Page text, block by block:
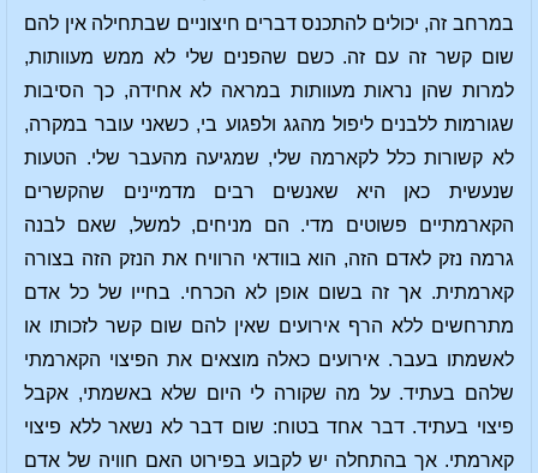
במרחב זה, יכולים להתכנס דברים חיצוניים שבתחילה אין להם
שום קשר זה עם זה. כשם שהפנים שלי לא ממש מעוותות,
למרות שהן נראות מעוותות במראה לא אחידה, כך הסיבות
שגורמות ללבנים ליפול מהגג ולפגוע בי, כשאני עובר במקרה,
לא קשורות כלל לקארמה שלי, שמגיעה מהעבר שלי. הטעות
שנעשית כאן היא שאנשים רבים מדמיינים שהקשרים
הקארמתיים פשוטים מדי. הם מניחים, למשל, שאם לבנה
גרמה נזק לאדם הזה, הוא בוודאי הרוויח את הנזק הזה בצורה
קארמתית. אך זה בשום אופן לא הכרחי. בחייו של כל אדם
מתרחשים ללא הרף אירועים שאין להם שום קשר לזכותו או
לאשמתו בעבר. אירועים כאלה מוצאים את הפיצוי הקארמתי
שלהם בעתיד. על מה שקורה לי היום שלא באשמתי, אקבל
פיצוי בעתיד. דבר אחד בטוח: שום דבר לא נשאר ללא פיצוי
קארמתי. אך בהתחלה יש לקבוע בפירוט האם חוויה של אדם